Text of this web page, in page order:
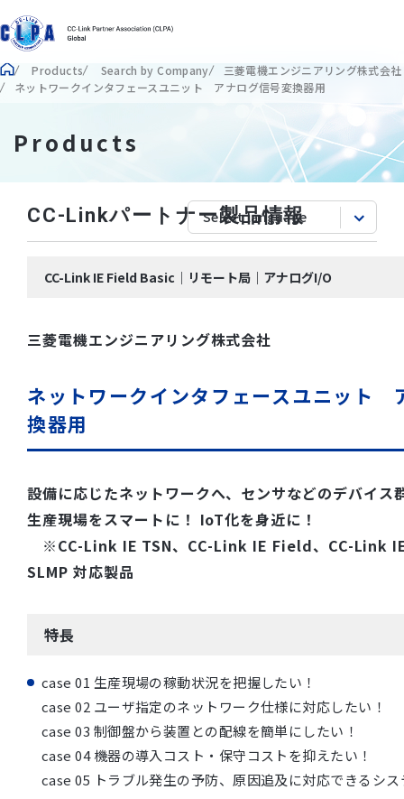
Products Search by Company
三菱電機エンジニアリング株式会社
ネットワークインタフェースユニット アナログ信号変換器用
Products
CC-Linkパートナー製品情報
CC-Link IE Field Basic｜リモート局｜アナログI/O
三菱電機エンジニアリング株式会社
ネットワークインタフェースユニット
換器用
設備に応じたネットワークへ、センサなどのデバイス
生産現場をスマートに！ IoT化を身近に！
※CC-Link IE TSN、CC-Link IE Field、CC-Link
SLMP 対応製品
特長
case 01 生産現場の稼動状況を把握したい！
case 02 ユーザ指定のネットワーク仕様に対応したい！
case 03 制御盤から装置との配線を簡単にしたい！
case 04 機器の導入コスト・保守コストを抑えたい！
case 05 トラブル発生の予防、原因追及に対応できるシ